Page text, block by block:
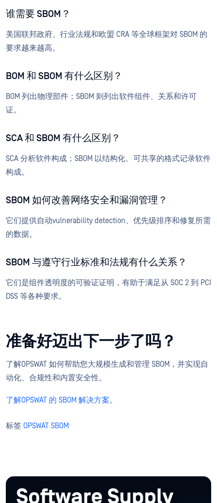
谁需要 SBOM？
美国联邦政府、行业法规和欧盟 CRA 等全球框架对 SBOM 的
要求越来越高。
BOM 和 SBOM 有什么区别？
BOM 列出物理部件；SBOM 则列出软件组件、关系和许可
证。
SCA 和 SBOM 有什么区别？
SCA 分析软件构成；SBOM 以结构化、可共享的格式记录软件
构成。
SBOM 如何改善网络安全和漏洞管理？
它们提供自动vulnerability detection、优先级排序和修复所需
的数据。
SBOM 与遵守行业标准和法规有什么关系？
它们是组件透明度的可验证证明，有助于满足从 SOC 2 到 PCI
DSS 等各种要求。
准备好迈出下一步了吗？
了解OPSWAT 如何帮助您大规模生成和管理 SBOM，并实现自
动化、合规性和内置安全性。
了解OPSWAT 的 SBOM 解决方案。
标签 OPSWAT SBOM